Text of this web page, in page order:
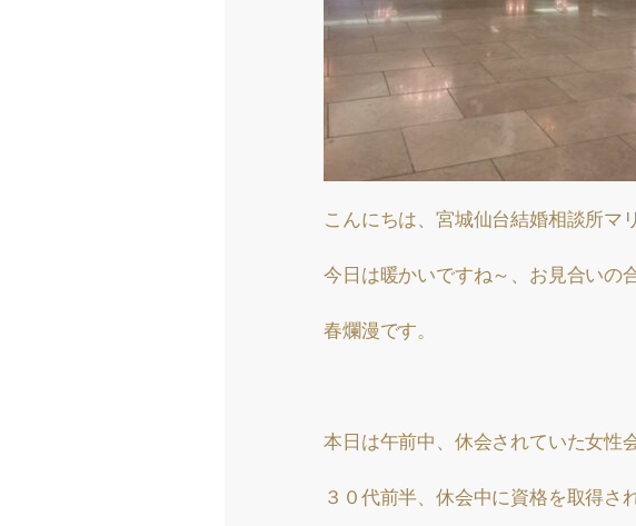
こんにちは、宮城仙台結婚相談所マ
今日は暖かいですね～、お見合いの
春爛漫です。
本日は午前中、休会されていた女性
３０代前半、休会中に資格を取得